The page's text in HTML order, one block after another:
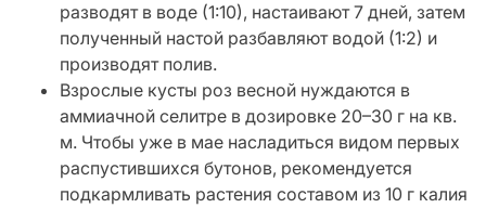
разводят в воде (1:10), настаивают 7 дней, затем
полученный настой разбавляют водой (1:2) и
производят полив.
Взрослые кусты роз весной нуждаются в
аммиачной селитре в дозировке 20–30 г на кв.
м. Чтобы уже в мае насладиться видом первых
распустившихся бутонов, рекомендуется
подкармливать растения составом из 10 г калия